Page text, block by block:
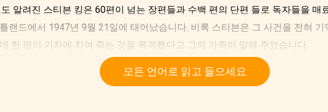
도 알려진 스티븐 킹은 60편이 넘는 장편들과 수백 편의 단편 들로 독자들을 매
랜드에서 1947년 9월 21일에 태어났습니다. 비록 스티븐은 그 사건을 전혀 기
한 명이 기차에 치여 죽는 것을 목격했다고 그의 가족이 말해 주었습니다.
모든 언어로 읽고 들으세요